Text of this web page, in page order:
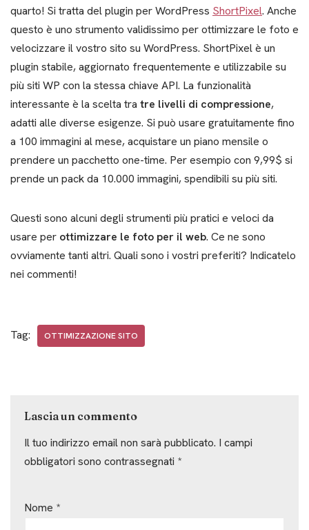
quarto! Si tratta del plugin per WordPress ShortPixel. Anche
questo è uno strumento validissimo per ottimizzare le foto e
velocizzare il vostro sito su WordPress. ShortPixel è un
plugin stabile, aggiornato frequentemente e utilizzabile su
più siti WP con la stessa chiave API. La funzionalità
interessante è la scelta tra tre livelli di compressione,
adatti alle diverse esigenze. Si può usare gratuitamente fino
a 100 immagini al mese, acquistare un piano mensile o
prendere un pacchetto one-time. Per esempio con 9,99$ si
prende un pack da 10.000 immagini, spendibili su più siti.
Questi sono alcuni degli strumenti più pratici e veloci da
usare per ottimizzare le foto per il web. Ce ne sono
ovviamente tanti altri. Quali sono i vostri preferiti? Indicatelo
nei commenti!
Tag: OTTIMIZZAZIONE SITO
Lascia un commento
Il tuo indirizzo email non sarà pubblicato. I campi
obbligatori sono contrassegnati *
Nome *